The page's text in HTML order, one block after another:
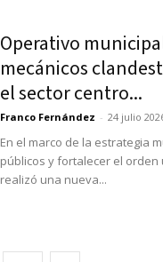
Operativo
mecánicos
el sector centro...
Franco Fernández - 24 julio
En el marco de la estrategia
públicos y fortalecer el
realizó una nueva...